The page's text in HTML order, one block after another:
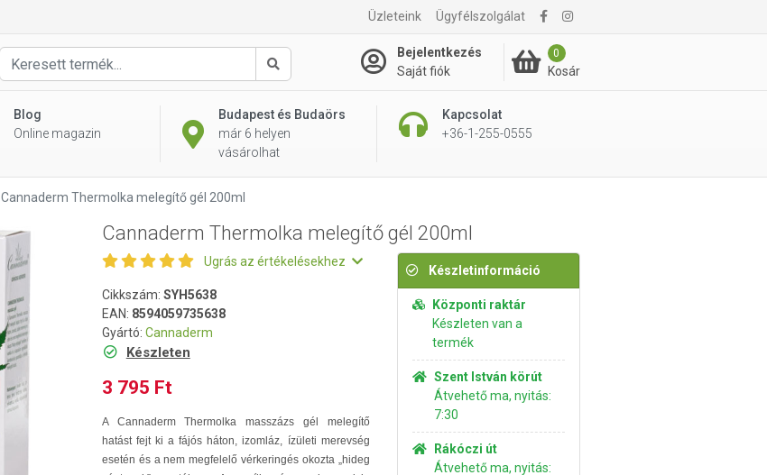
Üzleteink Ügyfélszolgálat
Keresés
Bejelentkezés
Saját fiók
0
Kosár
Blog
Online magazin
Budapest és Budaörs
már 6 helyen
vásárolhat
Kapcsolat
+36-1-255-0555
3 795 Ft Kosárba rakom
Cannaderm Thermolka melegítő gél 200ml
Cannaderm Thermolka melegítő gél 200ml
Ugrás az értékelésekhez
Cikkszám: SYH5638
EAN: 8594059735638
Gyártó: Cannaderm
Készleten
3 795 Ft
A Cannaderm Thermolka masszázs gél melegítő
hatást fejt ki a fájós háton, izomláz, ízületi merevség
esetén és a nem megfelelő vérkeringés okozta „hideg
Készletinformáció
Központi raktár
Készleten van a
termék
Szent István körút
Átvehető ma, nyitás:
7:30
Rákóczi út
Átvehető ma, nyitás: